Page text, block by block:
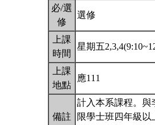
必/選
修
選修
上課
時間
星期五
上課
地點
應111
備註
計入本系課程。與
限學士班四年級以